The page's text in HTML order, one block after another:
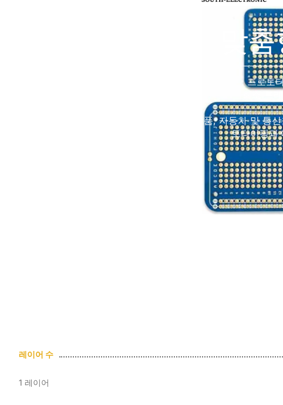
맞
프로토
최소 트
소비자 전자 제품, 자동차 및 통
토타이핑과
레이어 수
1 레이어